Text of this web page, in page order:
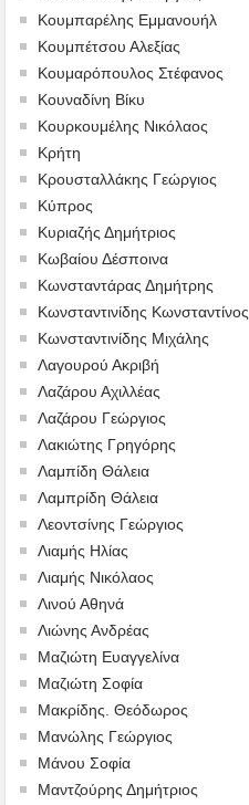
Κουμπαρέλης Εμμανουήλ
Κουμπέτσου Αλεξίας
Κουμαρόπουλος Στέφανος
Κουναδίνη Βίκυ
Κουρκουμέλης Νικόλαος
Κρήτη
Κρουσταλλάκης Γεώργιος
Κύπρος
Κυριαζής Δημήτριος
Κωβαίου Δέσποινα
Κωνσταντάρας Δημήτρης
Κωνσταντινίδης Κωνσταντίνος
Κωνσταντινίδης Μιχάλης
Λαγουρού Ακριβή
Λαζάρου Αχιλλέας
Λαζάρου Γεώργιος
Λακιώτης Γρηγόρης
Λαμπίδη Θάλεια
Λαμπρίδη Θάλεια
Λεοντσίνης Γεώργιος
Λιαμής Ηλίας
Λιαμής Νικόλαος
Λινού Αθηνά
Λιώνης Ανδρέας
Μαζιώτη Ευαγγελίνα
Μαζιώτη Σοφία
Μακρίδης. Θεόδωρος
Μανώλης Γεώργιος
Μάνου Σοφία
Μαντζούρης Δημήτριος